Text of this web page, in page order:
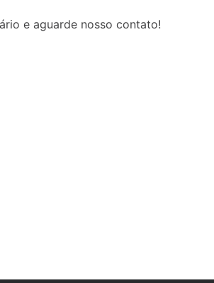
e aguarde nosso contato!